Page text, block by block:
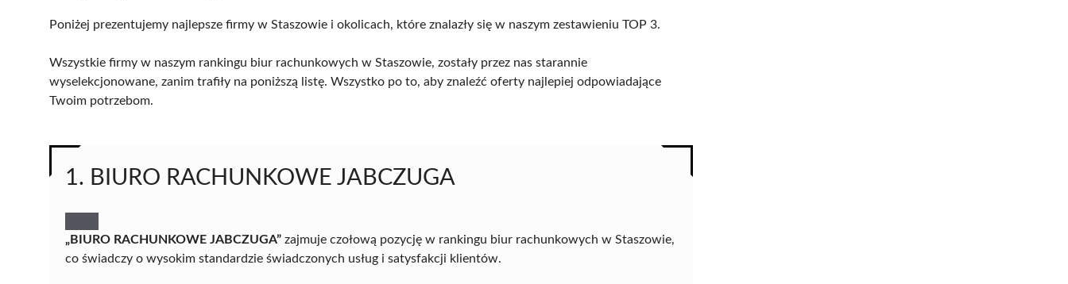
Poniżej prezentujemy najlepsze firmy w Staszowie i okolicach, które znalazły się w naszym zestawieniu TOP 3.
Wszystkie firmy w naszym rankingu biur rachunkowych w Staszowie, zostały przez nas starannie
wyselekcjonowane, zanim trafiły na poniższą listę. Wszystko po to, aby znaleźć oferty najlepiej odpowiadające
Twoim potrzebom.
1. BIURO RACHUNKOWE JABCZUGA
„BIURO RACHUNKOWE JABCZUGA” zajmuje czołową pozycję w rankingu biur rachunkowych w Staszowie,
co świadczy o wysokim standardzie świadczonych usług i satysfakcji klientów.